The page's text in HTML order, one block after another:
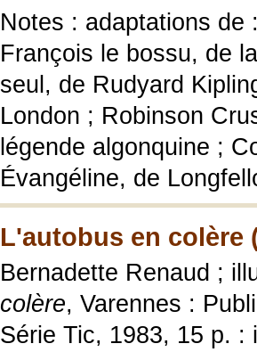
Notes : adaptations de
François le bossu, de
seul, de Rudyard
London ; Robinson
légende algonquine ;
Évangéline, de
L'autobus en colère
Bernadette Renaud ;
colère, Varennes :
Série Tic, 1983, 15 p.